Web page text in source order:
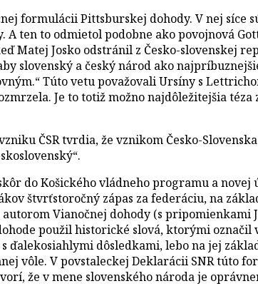
formulácii Pittsburskej dohody. V nej síce
ten to odmietol podobne ako povojnová
Matej Josko odstránil z Česko-slovenskej
slovenský a český národ ako
Túto vetu považovali Ursíny s
Je to totiž možno najdôležitejšia téza
ČSR tvrdia, že vznikom Česko-
do Košického vládneho programu a novej
štvrťstoročný zápas za federáciu, na
Vianočnej dohody (s pripomienkami
použil historické slová, ktorými
dôsledkami, lebo na jej
vôle. V povstaleckej Deklarácii SNR túto
že v mene slovenského národa je